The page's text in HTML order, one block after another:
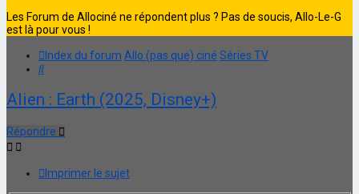
Les Forum de Allociné ne répondent plus ? Pas de soucis, Allo-Le-G
est là pour vous !
Index du forum Allo (pas que) ciné Séries TV
Rechercher
Alien : Earth (2025, Disney+)
Répondre
Imprimer le sujet